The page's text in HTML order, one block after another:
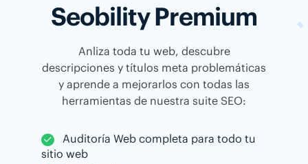
Seobility Premium
Anliza toda tu web, descubre
descripciones y títulos meta problemáticas
y aprende a mejorarlos con todas las
herramientas de nuestra suite SEO:
Auditoría Web completa para todo tu
sitio web